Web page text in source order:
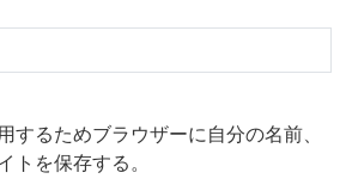
するためブラウザーに自分の名前、
トを保存する。